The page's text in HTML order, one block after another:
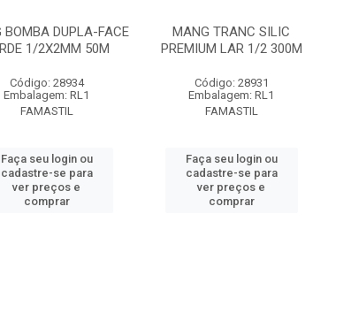
BOMBA DUPLA-FACE
1/2X2MM 50M
Código: 28934
Embalagem: RL1
FAMASTIL
Faça seu login ou
cadastre-se para
ver preços e
comprar
MANG TRANC SILIC
PREMIUM LAR 1/2 300M
Código: 28931
Embalagem: RL1
FAMASTIL
Faça seu login ou
cadastre-se para
ver preços e
comprar